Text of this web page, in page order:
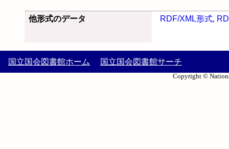
他形式のデータ RDF/XML形式,
国立国会図書館ホーム 国立国会図書館サーチ
Copyright ©